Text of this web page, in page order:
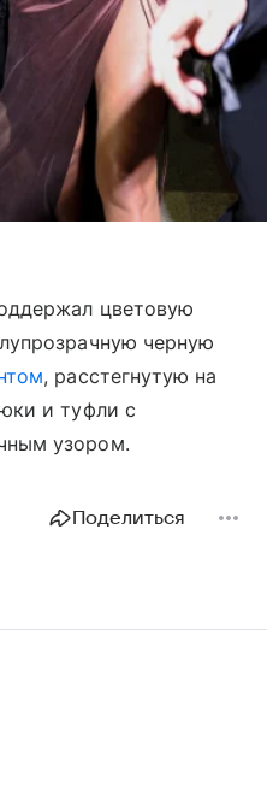
цветовую
черную
, расстегнутую на
и туфли с
узором.
Поделиться